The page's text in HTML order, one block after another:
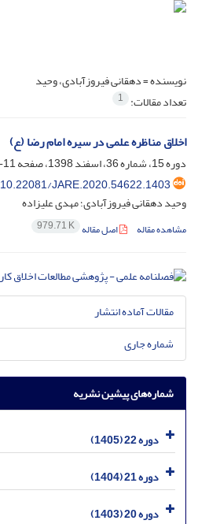
نویسنده =دهقانی فیروزآبادی، وحید
تعداد مقالات: 1
اخلاق مناظره علمی در سیره امام رضا (ع)
دوره 15، شماره 36، اسفند 1398، صفحه
11-39
10.22081/JARE.2020.54622.1403
وحید دهقانی فیروزآبادی؛ مهدی علیزاده
مشاهده مقاله اصل مقاله 979.71 K
مقالات آماده انتشار
شماره جاری
شماره‌های پیشین نشریه
دوره 22 (1405)
دوره 21 (1404)
دوره 20 (1403)